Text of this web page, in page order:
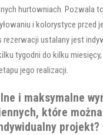
hurtowniach. Pozwala
i kolorystyce przed
ustalany jest
tygodni do kilku
jego realizacji.
i maksymalne
które
projekt?